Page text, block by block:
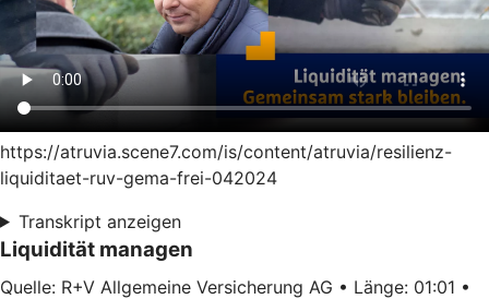
https://atruvia.scene7.com/is/content/atruvia/resilienz-
liquiditaet-ruv-gema-frei-042024
Transkript anzeigen
Liquidität managen
Quelle: R+V Allgemeine Versicherung AG • Länge: 01:01 •